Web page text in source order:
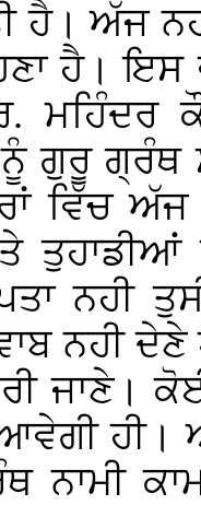
ਹੈ। ਅੱਜ
ਹੈ। ਇਸ
ਮਹਿੰਦਰ
ਨੂੰ ਗੁਰੂ ਗ੍ਰੰਥ
ਵਿੱਚ
ਤੁਹਾਡੀਆਂ
ਨਹੀ
ਨਹੀ
ਜਾਣੇ।
ਹੀ।
ਨਾਮੀ